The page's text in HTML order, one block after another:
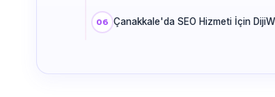
Çanakkale'da SEO Hizmeti İçin